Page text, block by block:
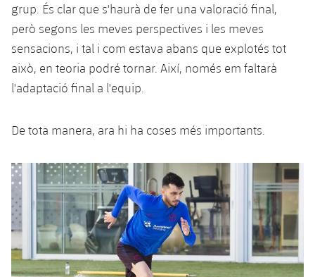
grup. És clar que s'haurà de fer una valoració final,
però segons les meves perspectives i les meves
sensacions, i tal i com estava abans que explotés tot
això, en teoria podré tornar. Així, només em faltarà
l'adaptació final a l'equip.
De tota manera, ara hi ha coses més importants.